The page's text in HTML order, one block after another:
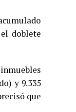
doblete
y 9.335
que